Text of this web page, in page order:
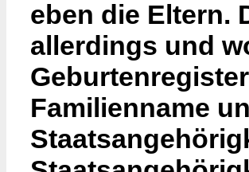
eben die Eltern.
allerdings und
Familienname